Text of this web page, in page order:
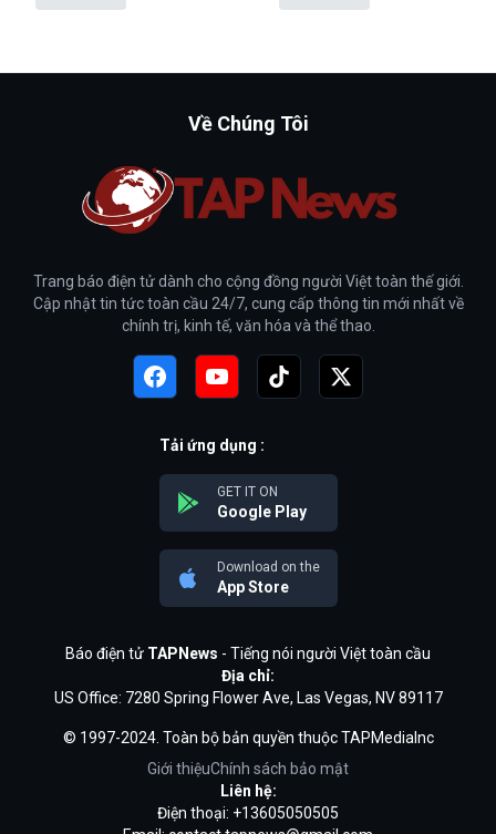
Về Chúng Tôi
Trang báo điện tử dành cho cộng đồng người Việt toàn thế giới.
Cập nhật tin tức toàn cầu 24/7, cung cấp thông tin mới nhất về
chính trị, kinh tế, văn hóa và thể thao.
Tải ứng dụng :
GET IT ON
Google Play
Download on the
App Store
Báo điện tử TAPNews - Tiếng nói người Việt toàn cầu
Địa chỉ:
US Office: 7280 Spring Flower Ave, Las Vegas, NV 89117
© 1997-2024. Toàn bộ bản quyền thuộc TAPMediaInc
Giới thiệuChính sách bảo mật
Liên hệ:
Điện thoại: +13605050505